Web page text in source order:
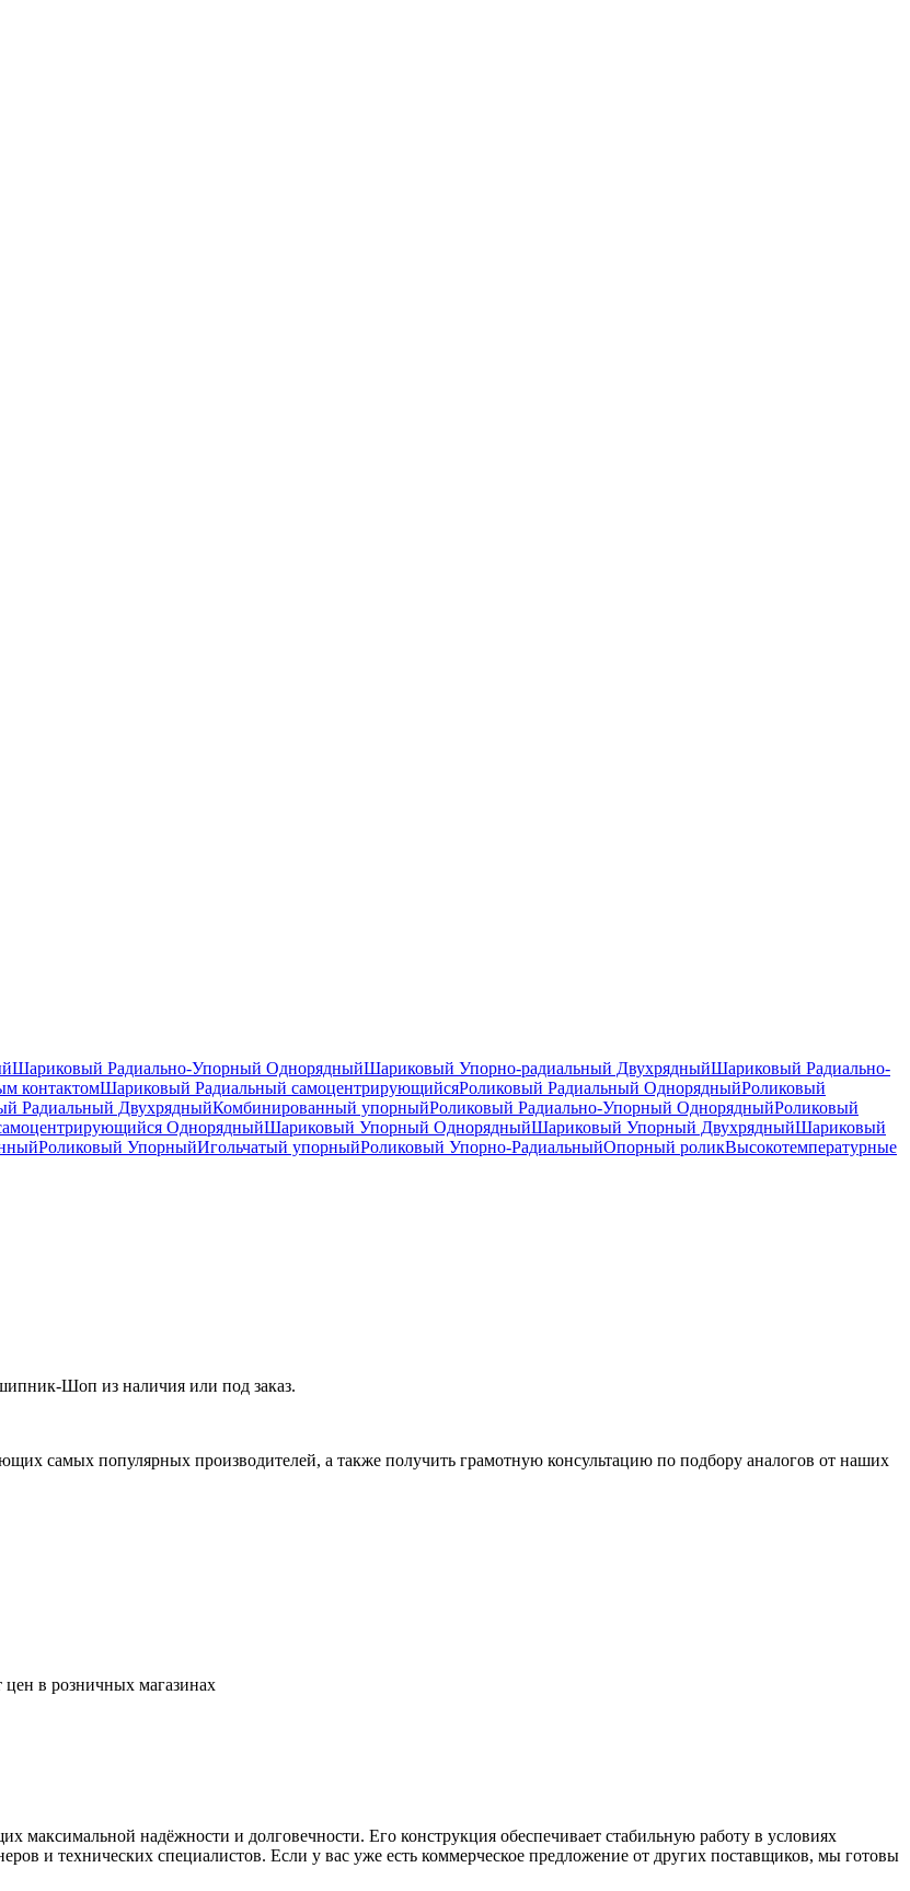
Шариковый Радиально-Упорный ОднорядныйШариковый Упорно-радиальный ДвухрядныйШариковый Радиально-
контактомШариковый Радиальный самоцентрирующийсяРоликовый Радиальный ОднорядныйРоликовый
Радиальный ДвухрядныйКомбинированный упорныйРоликовый Радиально-Упорный ОднорядныйРоликовый
ОднорядныйШариковый Упорный ОднорядныйШариковый Упорный ДвухрядныйШариковый
Роликовый УпорныйИгольчатый упорныйРоликовый Упорно-РадиальныйОпорный роликВысокотемпературные
Шоп из наличия или под заказ.
самых популярных производителей, а также получить грамотную консультацию по подбору аналогов от наших
цен в розничных магазинах
надёжности и долговечности. Его конструкция обеспечивает стабильную работу в условиях
и технических специалистов. Если у вас уже есть коммерческое предложение от других поставщиков, мы готовы